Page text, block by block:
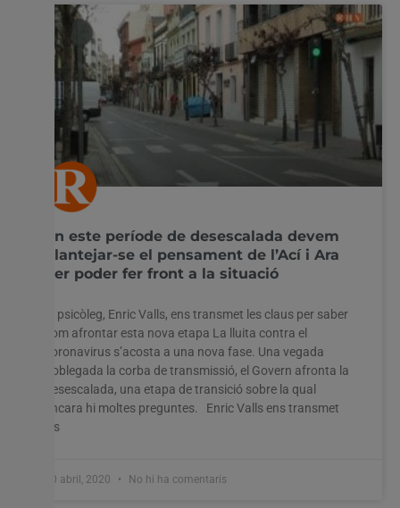
En este període de desescalada devem
plantejar-se el pensament de l’Ací i Ara
per poder fer front a la situació
El psicòleg, Enric Valls, ens transmet les claus per saber
com afrontar esta nova etapa La lluita contra el
coronavirus s’acosta a una nova fase. Una vegada
doblegada la corba de transmissió, el Govern afronta la
desescalada, una etapa de transició sobre la qual
encara hi moltes preguntes. Enric Valls ens transmet
les
30 abril, 2020 No hi ha comentaris